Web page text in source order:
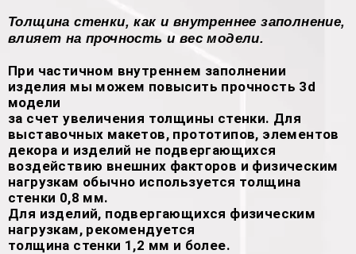
Толщина стенки, как и внутреннее заполнение,
влияет на прочность и вес модели.
При частичном внутреннем заполнении
изделия мы можем повысить прочность 3d
модели
за счет увеличения толщины стенки. Для
выставочных макетов, прототипов, элементов
декора и изделий не подвергающихся
воздействию внешних факторов и физическим
нагрузкам обычно используется толщина
стенки 0,8 мм.
Для изделий, подвергающихся физическим
нагрузкам, рекомендуется
толщина стенки 1,2 мм и более.